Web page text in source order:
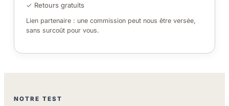
✓ Retours gratuits
Lien partenaire : une commission peut nous être versée,
sans surcoût pour vous.
NOTRE TEST